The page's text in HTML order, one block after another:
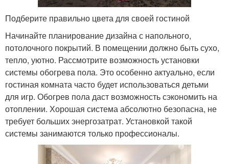
Подберите правильно цвета для своей гостиной
Начинайте планирование дизайна с напольного,
потолочного покрытий. В помещении должно быть сухо,
тепло, уютно. Рассмотрите возможность установки
системы обогрева пола. Это особенно актуально, если
гостиная комната часто будет использоваться детьми
для игр. Обогрев пола даст возможность сэкономить на
отоплении. Хорошая система абсолютно безопасна, не
требует больших энергозатрат. Установкой такой
системы занимаются только профессионалы.